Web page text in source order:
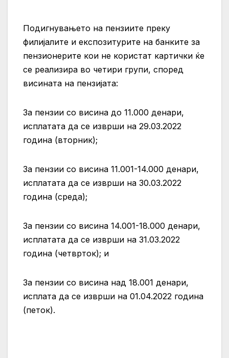
Подигнувањето на пензиите преку
филијалите и експозитурите на банките за
пензионерите кои не користат картички ќе
се реализира во четири групи, според
висината на пензијата:
За пензии со висина до 11.000 денари,
исплатата да се изврши на 29.03.2022
година (вторник);
За пензии со висина 11.001-14.000 денари,
исплатата да се изврши на 30.03.2022
година (среда);
За пензии со висина 14.001-18.000 денари,
исплатата да се изврши на 31.03.2022
година (четврток); и
За пензии со висина над 18.001 денари,
исплата да се изврши на 01.04.2022 година
(петок).